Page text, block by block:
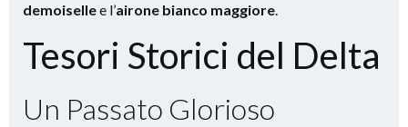
demoisellee l’airone bianco maggiore.
Tesori Storici del Delta
Un Passato Glorioso